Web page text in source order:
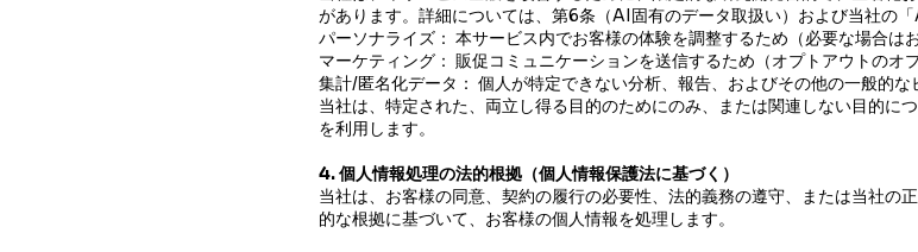
があります。詳細については、第6条（AI固有のデータ取扱い）および当社の
パーソナライズ： 本サービス内でお客様の体験を調整するため（必要な場合は
マーケティング： 販促コミュニケーションを送信するため（オプトアウトのオ
集計/匿名化データ： 個人が特定できない分析、報告、およびその他の一般的な
当社は、特定された、両立し得る目的のためにのみ、または関連しない目的に
を利用します。
4. 個人情報処理の法的根拠（個人情報保護法に基づく）
当社は、お客様の同意、契約の履行の必要性、法的義務の遵守、または当社の
的な根拠に基づいて、お客様の個人情報を処理します。